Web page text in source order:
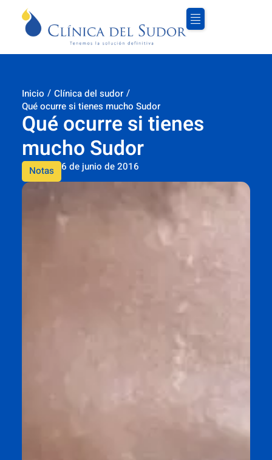
Inicio / Clínica del sudor /
Qué ocurre si tienes mucho Sudor
Qué ocurre si tienes
mucho Sudor
Notas 6 de junio de 2016